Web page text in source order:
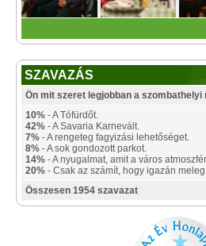
SZAVAZÁS
Ön mit szeret legjobban a szombathelyi
10% - A Tófürdőt.
42% - A Savaria Karnevált.
7% - A rengeteg fagyizási lehetőséget.
8% - A sok gondozott parkot.
14% - A nyugalmat, amit a város
20% - Csak az számít, hogy igazán
Összesen 1954 szavazat